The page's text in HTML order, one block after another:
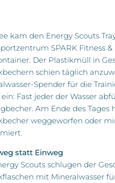
kam den Energy Scouts
SPARK Fitness
Der Plastikmüll in
schien täglich
Spender für die
ein: Fast jeder der Wasser
Am Ende des Tages
weggeworfen oder
statt Einweg
Scouts schlugen der
mit Mineralwasser